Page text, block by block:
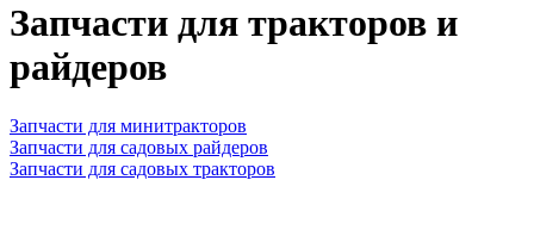
Запчасти для тракторов и
райдеров
Запчасти для минитракторов
Запчасти для садовых райдеров
Запчасти для садовых тракторов